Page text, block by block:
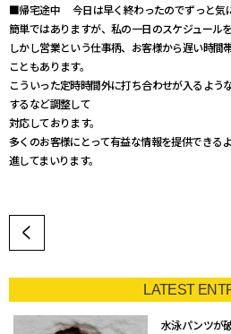
■帰宅途中 今日は早く終わったのでずっと気
簡単ではありますが、私の一日のスケジュール
しかし営業という仕事柄、お客様から遅い時間
こともあります。
こういった定時時間外に打ち合わせが入るよう
するなど調整して
対応しております。
多くのお客様にとって有益な情報を提供できる
進してまいります。
LATEST
水泳パンツが